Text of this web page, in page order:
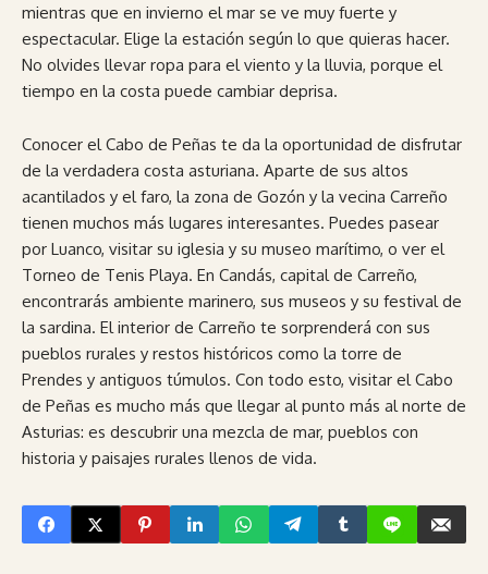
mientras que en invierno el mar se ve muy fuerte y
espectacular. Elige la estación según lo que quieras hacer.
No olvides llevar ropa para el viento y la lluvia, porque el
tiempo en la costa puede cambiar deprisa.
Conocer el Cabo de Peñas te da la oportunidad de disfrutar
de la verdadera costa asturiana. Aparte de sus altos
acantilados y el faro, la zona de Gozón y la vecina Carreño
tienen muchos más lugares interesantes. Puedes pasear
por Luanco, visitar su iglesia y su museo marítimo, o ver el
Torneo de Tenis Playa. En Candás, capital de Carreño,
encontrarás ambiente marinero, sus museos y su festival de
la sardina. El interior de Carreño te sorprenderá con sus
pueblos rurales y restos históricos como la torre de
Prendes y antiguos túmulos. Con todo esto, visitar el Cabo
de Peñas es mucho más que llegar al punto más al norte de
Asturias: es descubrir una mezcla de mar, pueblos con
historia y paisajes rurales llenos de vida.